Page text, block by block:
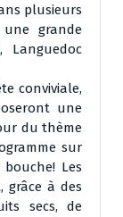
plusieurs
grande
conviviale,
une
du thème
sur
Les
grâce à des
secs, de